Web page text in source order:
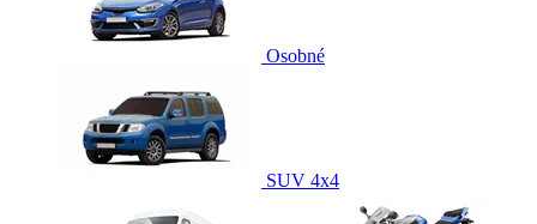
Osobné
SUV 4x4